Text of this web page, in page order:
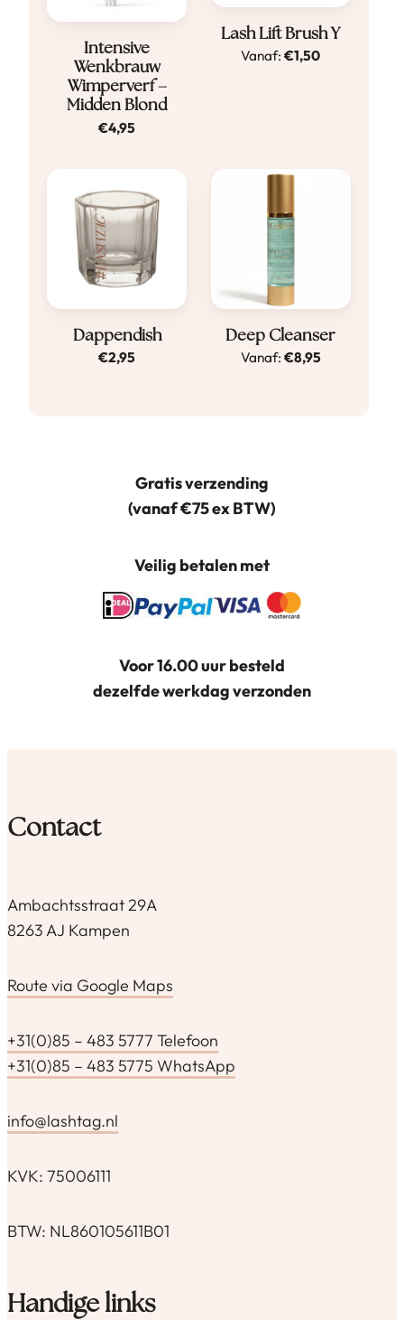
Intensive
Wenkbrauw
Wimperverf –
Midden Blond
€4,95
Dit
product
gekozen
op
de
productpagina
Lash Lift Brush Y
Vanaf:€1,50
Dappendish
€2,95
Dit
product
optie
kan
worden
de
Deep Cleanser
Vanaf: €8,95
Gratis verzending
(vanaf €75 ex BTW)
Veilig betalen met
Voor 16.00 uur besteld
dezelfde werkdag verzonden
Contact
Ambachtsstraat 29A
8263 AJ Kampen
Route via Google Maps
+31(0)85 – 483 5777 Telefoon
+31(0)85 – 483 5775 WhatsApp
info@lashtag.nl
KVK: 75006111
BTW: NL860105611B01
Handige links